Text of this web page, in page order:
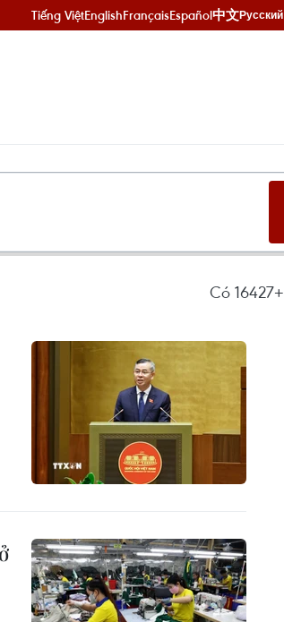
Tiếng ViệtEnglishFrançaisEspañol中文Русский
Có 16427+